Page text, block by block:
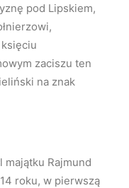
pod Lipskiem,
zaciszu ten
na znak
majątku Rajmund
roku, w pierwszą